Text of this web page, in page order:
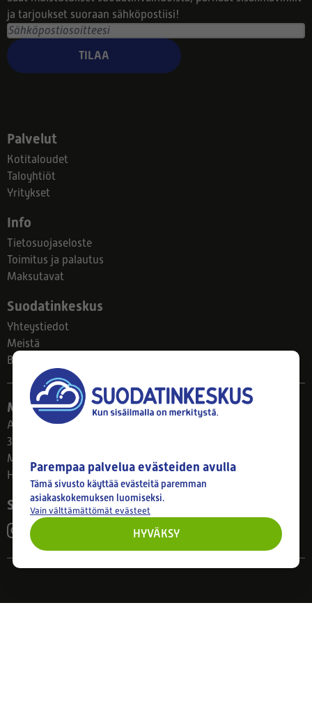
ja tarjoukset suoraan sähköpostiisi!
TILAA
Palvelut
Kotitaloudet
Taloyhtiöt
Yritykset
Info
Tietosuojaseloste
Toimitus ja palautus
Maksutavat
Suodatinkeskus
Yhteystiedot
Meistä
Blogi
Myymälä
Ahlmanintie 61
33800 Tampere
Ma–Pe 8–17
Huom! Myymälän poikkeusaukiolot: 27.7.-21.8. klo 8-16
Seuraa meitä
Parempaa palvelua evästeiden avulla
Tämä sivusto käyttää evästeitä paremman
asiakaskokemuksen luomiseksi.
Vain välttämättömät evästeet
HYVÄKSY